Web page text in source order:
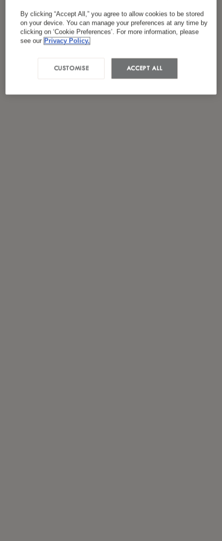
By clicking “Accept All,” you agree to allow cookies to be stored
on your device. You can manage your preferences at any time by
clicking on ‘Cookie Preferences’. For more information, please
see our Privacy Policy.
ACCEPT ALL
CUSTOMISE